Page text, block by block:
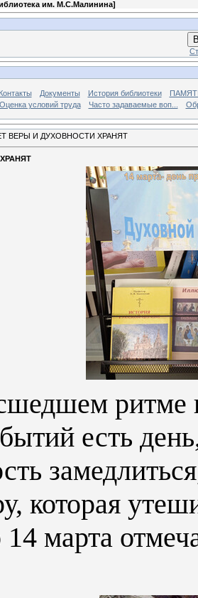
им. М.С.Малинина]
Контакты Документы История библиотеки
Оценка условий труда Часто задаваемые воп...
ВЕРЫ И ДУХОВНОСТИ ХРАНЯТ
ритме
есть
которая
марта